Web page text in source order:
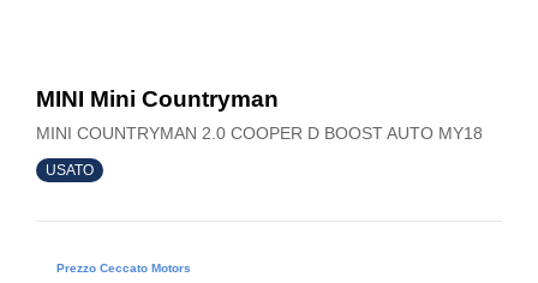
MINI Mini Countryman
MINI COUNTRYMAN 2.0 COOPER D BOOST AUTO MY18
USATO
Prezzo Ceccato Motors